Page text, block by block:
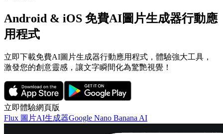
Android & iOS 免費AI圖片生成器行動應
用程式
立即下載免費AI圖片生成器行動應用程式，體驗強大工具，
激發您的創意靈感，讓文字瞬間化為驚艷視覺！
立即體驗網頁版
Flux 圖片AI生成器Google Nano Banana AI